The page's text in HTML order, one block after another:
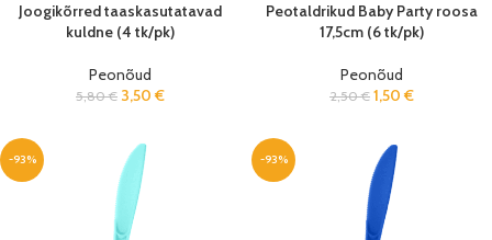
Joogikõrred taaskasutatavad
kuldne (4 tk/pk)
Peonõud
5,80€ 3,50 €
Peotaldrikud Baby Party roosa
17,5cm (6 tk/pk)
Peonõud
2,50€ 1,50 €
-93% -93%